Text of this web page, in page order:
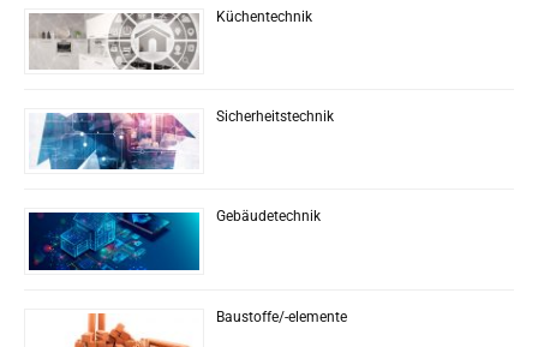
Küchentechnik
Sicherheitstechnik
Gebäudetechnik
Baustoffe/-elemente